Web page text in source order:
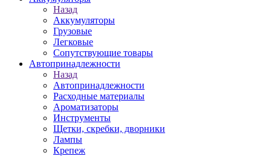
Назад
Аккумуляторы
Грузовые
Легковые
Сопутствующие товары
Автопринадлежности
Назад
Автопринадлежности
Расходные материалы
Ароматизаторы
Инструменты
Щетки, скребки, дворники
Лампы
Крепеж